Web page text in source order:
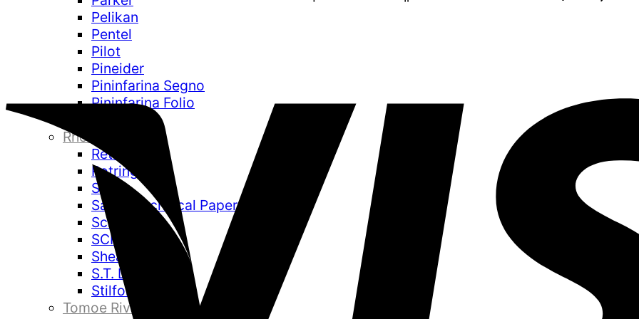
Pelikan
Pentel
Pilot
Pineider
Pininfarina Segno
Pininfarina Folio
Rhodia
Retro 51
Rotring
Sailor
Sakae Technical Paper
Schmidt
SCRIBO
Sheaffer
S.T. Dupont
Stilform
Tomoe River